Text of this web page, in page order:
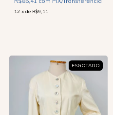
12 x de R$9,11
ESGOTADO